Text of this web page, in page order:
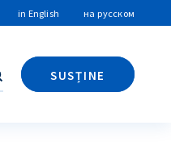
in English на русском
SUSȚINE
Caută